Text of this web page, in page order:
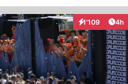
1'109
Interaktionen4h